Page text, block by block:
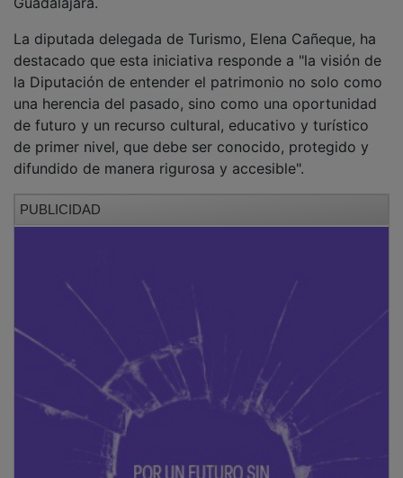
destacado que esta iniciativa responde a "la visión de
la Diputación de entender el patrimonio no solo como
una herencia del pasado, sino como una oportunidad
de futuro y un recurso cultural, educativo y turístico
de primer nivel, que debe ser conocido, protegido y
difundido de manera rigurosa y accesible".